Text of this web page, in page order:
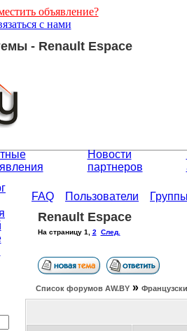
объявление?
с нами
- Renault Espace
Новости
партнеров
FAQ Пользователи
Renault Espace
На страницу 1 2 След.
Список форумов АW.BY »